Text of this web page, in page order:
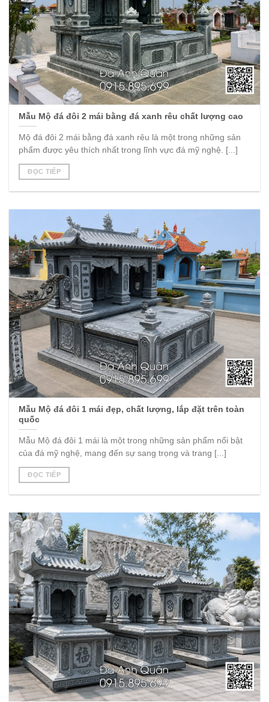
Mẫu Mộ đá đôi 2 mái bằng đá xanh rêu chất lượng cao
Mộ đá đôi 2 mái bằng đá xanh rêu là một trong những sản
phẩm được yêu thích nhất trong lĩnh vực đá mỹ nghệ. [...]
ĐỌC TIẾP
Mẫu Mộ đá đôi 1 mái đẹp, chất lượng, lắp đặt trên toàn
quốc
Mẫu Mộ đá đôi 1 mái là một trong những sản phẩm nổi bật
của đá mỹ nghệ, mang đến sự sang trọng và trang [...]
ĐỌC TIẾP